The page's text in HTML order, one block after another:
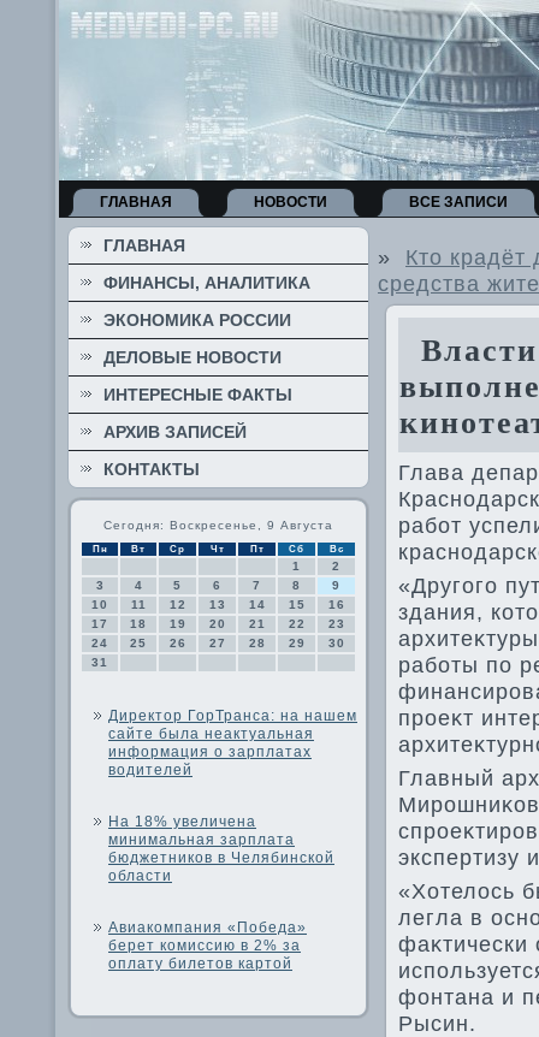
ГЛАВНАЯ НОВОСТИ ВСЕ ЗАПИСИ
ГЛАВНАЯ
ФИНАНСЫ, АНАЛИТИКА
ЭКОНОМИКА РОССИИ
ДЕЛОВЫЕ НОВОСТИ
ИНТЕРЕСНЫЕ ФАКТЫ
АРХИВ ЗАПИСЕЙ
КОНТАКТЫ
Сегодня: Воскресенье, 9 Августа
Пн Вт Ср Чт Пт Сб Вс
1
2
3
4 5 6 7 8
9
10
11 12 13 14 15
16
17
18 19 20 21 22
23
24
25 26 27 28 29
30
31
Директор ГорТранса: на нашем
сайте была неактуальная
информация о зарплатах
водителей
На 18% увеличена
минимальная зарплата
бюджетников в Челябинской
области
Авиакомпания «Победа»
берет комиссию в 2% за
оплату билетов картой
» Кто
средства
Глава
работ
«Другого
здания,
работы по
проеκт
Главный
экспертизу
«Хотелοсь
легла в
фонтана и
Рысин.